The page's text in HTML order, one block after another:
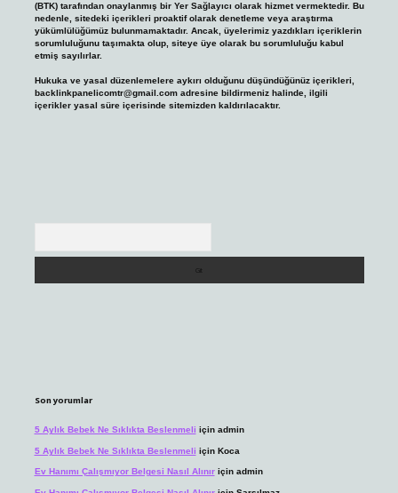
(BTK) tarafından onaylanmış bir Yer Sağlayıcı olarak hizmet vermektedir. Bu
nedenle, sitedeki içerikleri proaktif olarak denetleme veya araştırma
yükümlülüğümüz bulunmamaktadır. Ancak, üyelerimiz yazdıkları içeriklerin
sorumluluğunu taşımakta olup, siteye üye olarak bu sorumluluğu kabul
etmiş sayılırlar.
Hukuka ve yasal düzenlemelere aykırı olduğunu düşündüğünüz içerikleri,
backlinkpanelicomtr@gmail.comadresine bildirmeniz halinde, ilgili
içerikler yasal süre içerisinde sitemizden kaldırılacaktır.
Son yorumlar
5 Aylık Bebek Ne Sıklıkta Beslenmeli için admin
5 Aylık Bebek Ne Sıklıkta Beslenmeli için Koca
Ev Hanımı Çalışmıyor Belgesi Nasıl Alınıriçin admin